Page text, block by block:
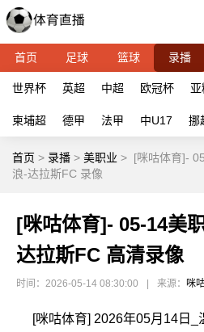
首页 足球 篮球 录播
世界杯 英超 中超 欧冠杯
柬埔超 德甲 法甲 中U17 挪
首页 > 录播 > 美职业 > [咪咕体育]-
浪-达拉斯FC 录像
[咪咕体育]- 05-14美
达拉斯FC 高清录像
时间：2026-05-14 08:30:00 来源： 咪
[咪咕体育] 2026年05月14日